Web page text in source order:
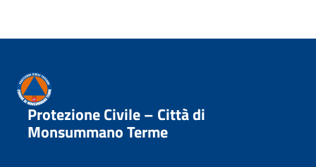
Protezione Civile – Città di
Monsummano Terme